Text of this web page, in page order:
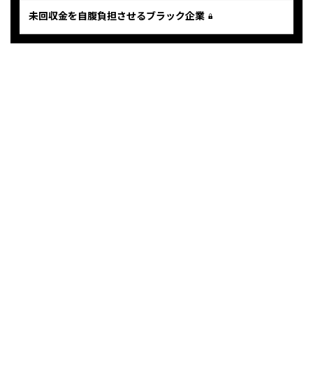
未回収金を自腹負担させるブラック企業